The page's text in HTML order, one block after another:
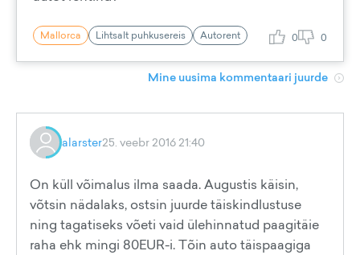
Mallorca Lihtsalt puhkusereis Autorent 0 0
Mine uusima kommentaari juurde
alarster25. veebr 2016 21:40
On küll võimalus ilma saada. Augustis käisin,
võtsin nädalaks, ostsin juurde täiskindlustuse
ning tagatiseks võeti vaid ülehinnatud paagitäie
raha ehk mingi 80EUR-i. Tõin auto täispaagiga